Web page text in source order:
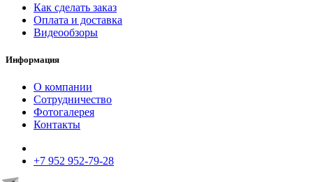
Как сделать заказ
Оплата и доставка
Видеообзоры
Информация
О компании
Сотрудничество
Фотогалерея
Контакты
+7 952 952-79-28